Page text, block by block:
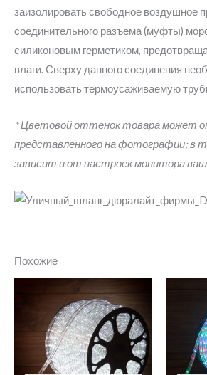
заизолировать свободное воздушное
соединительного разъема (муфты)
силиконовым герметиком,
влаги. Сверху данного соединения
использовать термоусаживаемую
* Цветовой оттенок товара может
представленного на фотографии; в
зависит и от настроек монитора
Похожие